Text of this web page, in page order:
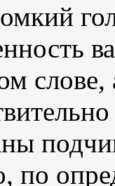
слове,
по